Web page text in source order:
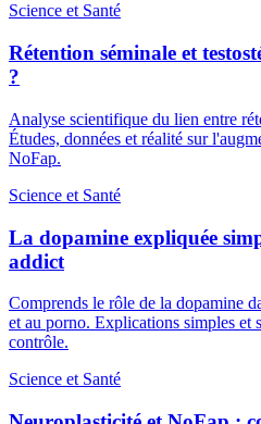
Science et Santé
Rétention séminale et
?
Analyse scientifique du lien entre
Études, données et réalité sur
NoFap.
Science et Santé
La dopamine expliquée
addict
Comprends le rôle de la dopamine
et au porno. Explications simples et
contrôle.
Science et Santé